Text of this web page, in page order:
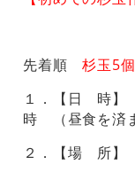
先着順杉玉5
１．【日 時
時 （昼食を済
２．【場 所